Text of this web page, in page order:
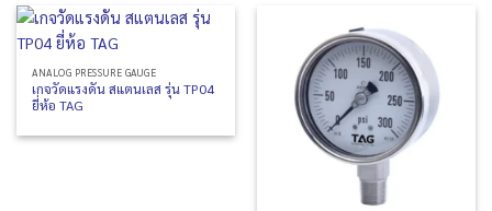
ANALOG PRESSURE GAUGE
เกจวัดแรงดัน สแตนเลส รุ่น TP04
ยี่ห้อ TAG